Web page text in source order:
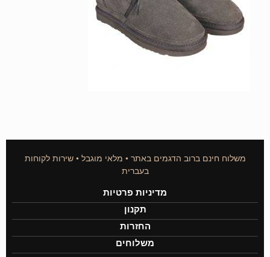
משלוח חינם ברוב הדגמים באתר • מלאי מוגבל • שירות לקוחות
בעברית
מדיניות פרטיות
תקנון
החזרות
משלוחים